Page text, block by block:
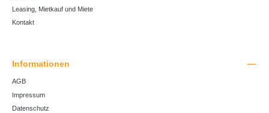
Leasing, Mietkauf und Miete
Kontakt
Informationen
AGB
Impressum
Datenschutz